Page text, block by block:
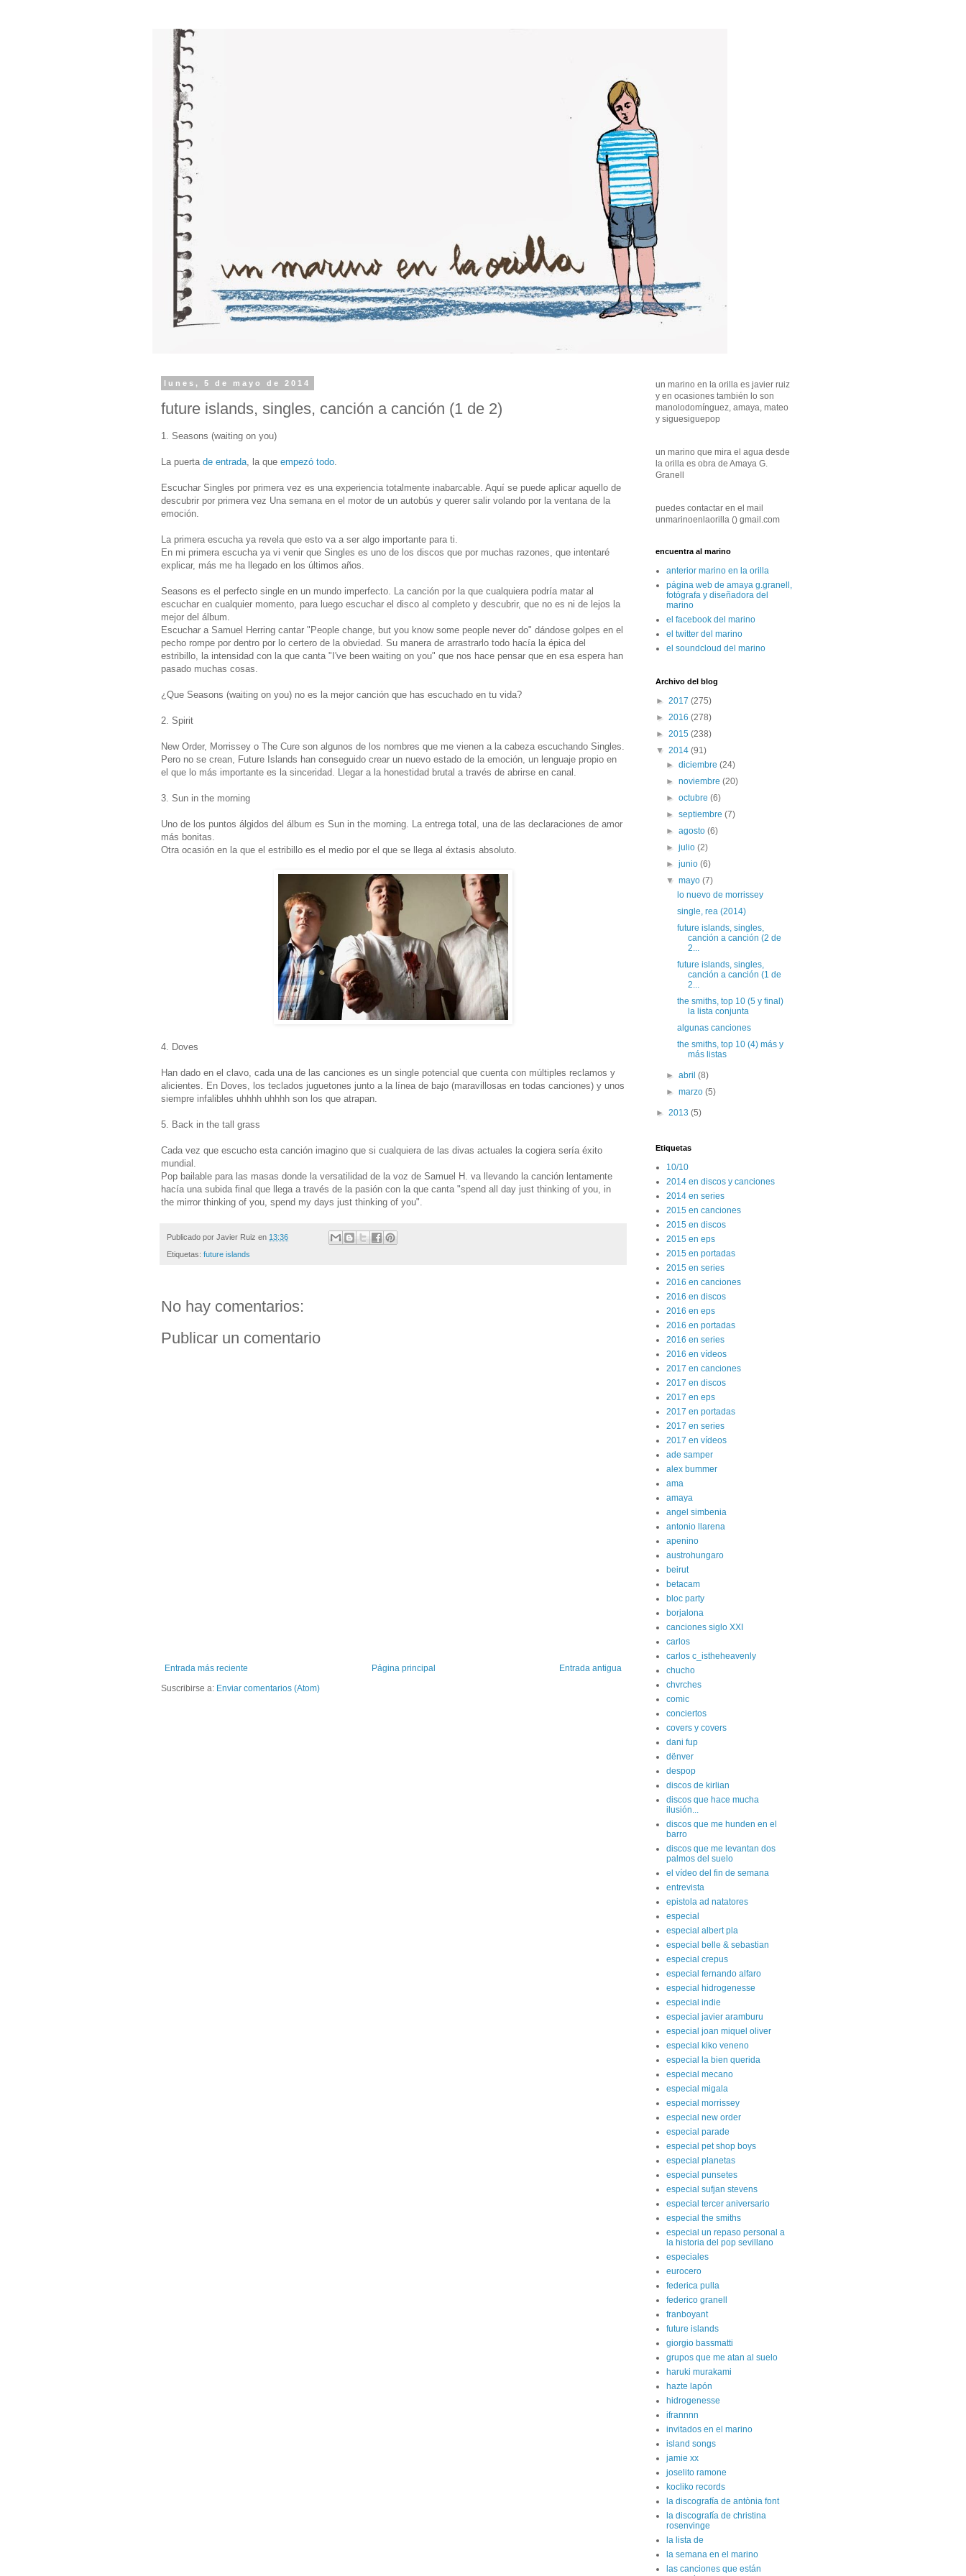
lunes, 5 de mayo de 2014
future islands, singles, canción a canción (1 de 2)
1. Seasons (waiting on you)
La puerta de entrada , la que empezó todo
Escuchar Singles por primera vez es una experiencia totalmente inabarcable. Aquí se puede aplicar aquello de
descubrir por primera vez Una semana en el motor de un autobús y querer salir volando por la ventana de la
emoción.
La primera escucha ya revela que esto va a ser algo importante para ti.
En mi primera escucha ya vi venir que Singles es uno de los discos que por muchas razones, que intentaré
explicar, más me ha llegado en los últimos años.
Seasons es el perfecto single en un mundo imperfecto. La canción por la que cualquiera podría matar al
escuchar en cualquier momento, para luego escuchar el disco al completo y descubrir, que no es ni de lejos la
mejor del álbum.
Escuchar a Samuel Herring cantar "People change, but you know some people never do" dándose golpes en el
pecho rompe por dentro por lo certero de la obviedad. Su manera de arrastrarlo todo hacía la épica del
estribillo, la intensidad con la que canta "I've been waiting on you" que nos hace pensar que en esa espera han
pasado muchas cosas.
¿Que Seasons (waiting on you) no es la mejor canción que has escuchado en tu vida?
2. Spirit
New Order, Morrissey o The Cure son algunos de los nombres que me vienen a la cabeza escuchando Singles.
Pero no se crean, Future Islands han conseguido crear un nuevo estado de la emoción, un lenguaje propio en
el que lo más importante es la sinceridad. Llegar a la honestidad brutal a través de abrirse en canal.
3. Sun in the morning
Uno de los puntos álgidos del álbum es Sun in the morning. La entrega total, una de las declaraciones de amor
más bonitas.
Otra ocasión en la que el estribillo es el medio por el que se llega al éxtasis absoluto.
4. Doves
Han dado en el clavo, cada una de las canciones es un single potencial que cuenta con múltiples reclamos y
alicientes. En Doves, los teclados juguetones junto a la línea de bajo (maravillosas en todas canciones) y unos
siempre infalibles uhhhh uhhhh son los que atrapan.
5. Back in the tall grass
Cada vez que escucho esta canción imagino que si cualquiera de las divas actuales la cogiera sería éxito
mundial.
Pop bailable para las masas donde la versatilidad de la voz de Samuel H. va llevando la canción lentamente
hacía una subida final que llega a través de la pasión con la que canta "spend all day just thinking of you, in
the mirror thinking of you, spend my days just thinking of you".
Publicado por Javier Ruiz en 13:36
Etiquetas: future islands
No hay comentarios:
Publicar un comentario
Entrada más reciente Entrada antigua
Página principal
Suscribirse a: Enviar comentarios (Atom)
un marino en la orilla es javier ruiz
y en ocasiones también lo son
manolodomínguez, amaya, mateo
y siguesiguepop
un marino que mira el agua desde
la orilla es obra de Amaya G.
Granell
puedes contactar en el mail
unmarinoenlaorilla () gmail.com
encuentra al marino
anterior marino en la orilla
página web de amaya g.granell,
fotógrafa y diseñadora del
marino
el facebook del marino
el twitter del marino
el soundcloud del marino
Archivo del blog
► 2017 (275)
► 2016 (278)
► 2015 (238)
▼ 2014 (91)
►diciembre(24)
►noviembre(20)
►octubre(6)
►septiembre(7)
►agosto(6)
►julio(2)
►junio(6)
▼mayo(7)
lo nuevo de morrissey
single, rea (2014)
future islands, singles,
canción a canción (2 de
2...
future islands, singles,
canción a canción (1 de
2...
the smiths, top 10 (5 y final)
la lista conjunta
algunas canciones
the smiths, top 10 (4) más y
más listas
►abril(8)
►marzo(5)
► 2013 (5)
Etiquetas
10/10
2014 en discos y canciones
2014 en series
2015 en canciones
2015 en discos
2015 en eps
2015 en portadas
2015 en series
2016 en canciones
2016 en discos
2016 en eps
2016 en portadas
2016 en series
2016 en vídeos
2017 en canciones
2017 en discos
2017 en eps
2017 en portadas
2017 en series
2017 en vídeos
ade samper
alex bummer
ama
amaya
angel simbenia
antonio llarena
apenino
austrohungaro
beirut
betacam
bloc party
borjalona
canciones siglo XXI
carlos
carlos c_istheheavenly
chucho
chvrches
comic
conciertos
covers y covers
dani fup
dënver
despop
discos de kirlian
discos que hace mucha
ilusión...
discos que me hunden en el
barro
discos que me levantan dos
palmos del suelo
el vídeo del fin de semana
entrevista
epistola ad natatores
especial
especial albert pla
especial belle & sebastian
especial crepus
especial fernando alfaro
especial hidrogenesse
especial indie
especial javier aramburu
especial joan miquel oliver
especial kiko veneno
especial la bien querida
especial mecano
especial migala
especial morrissey
especial new order
especial parade
especial pet shop boys
especial planetas
especial punsetes
especial sufjan stevens
especial tercer aniversario
especial the smiths
especial un repaso personal a
la historia del pop sevillano
especiales
eurocero
federica pulla
federico granell
franboyant
future islands
giorgio bassmatti
grupos que me atan al suelo
haruki murakami
hazte lapón
hidrogenesse
ifrannnn
invitados en el marino
island songs
jamie xx
joselito ramone
kocliko records
la discografía de antònia font
la discografía de christina
rosenvinge
la lista de
la semana en el marino
las canciones que están